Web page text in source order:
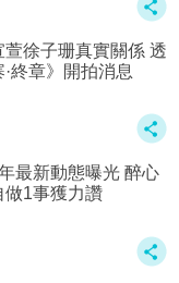
徐子珊真實關係 透
終章》開拍消息
最新動態曝光 醉心
做1事獲力讚